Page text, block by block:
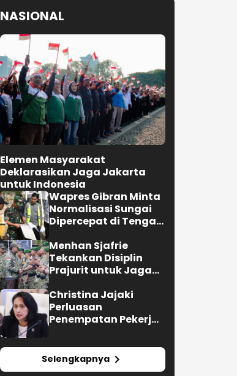
NASIONAL
Elemen Masyarakat
Deklarasikan Jaga Jakarta
untuk Indonesia
Wapres Gibran Minta
Normalisasi Sungai
Dipercepat di Tengah
Pascabencana
Menhan Sjafrie
Tekankan Disiplin
Prajurit untuk Jaga
Christina Jajaki
Perluasan
Penempatan Pekerja
Selengkapnya